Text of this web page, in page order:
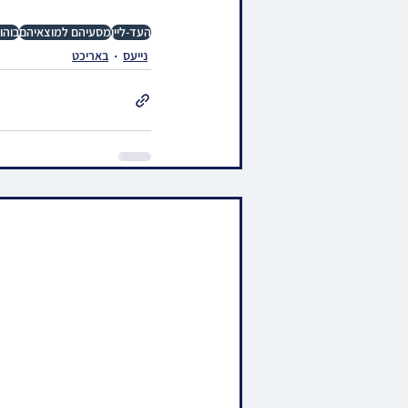
העד-לייןמסעיהם למוצאיהם
נייעס
באריכט